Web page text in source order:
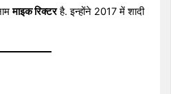
माइक रिक्टरहै. इन्होंने 2017 में शादी